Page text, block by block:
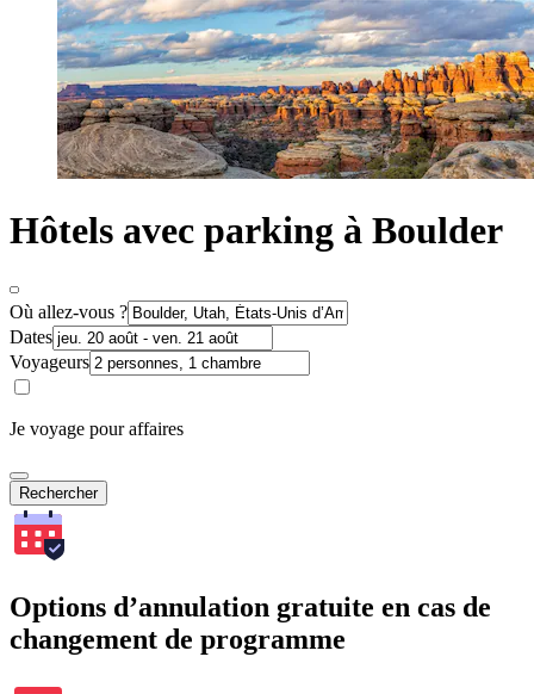
Hôtels avec parking à Boulder
Où allez-vous ?
Dates
Voyageurs
Je voyage pour affaires
Rechercher
Options d’annulation gratuite en cas de
changement de programme